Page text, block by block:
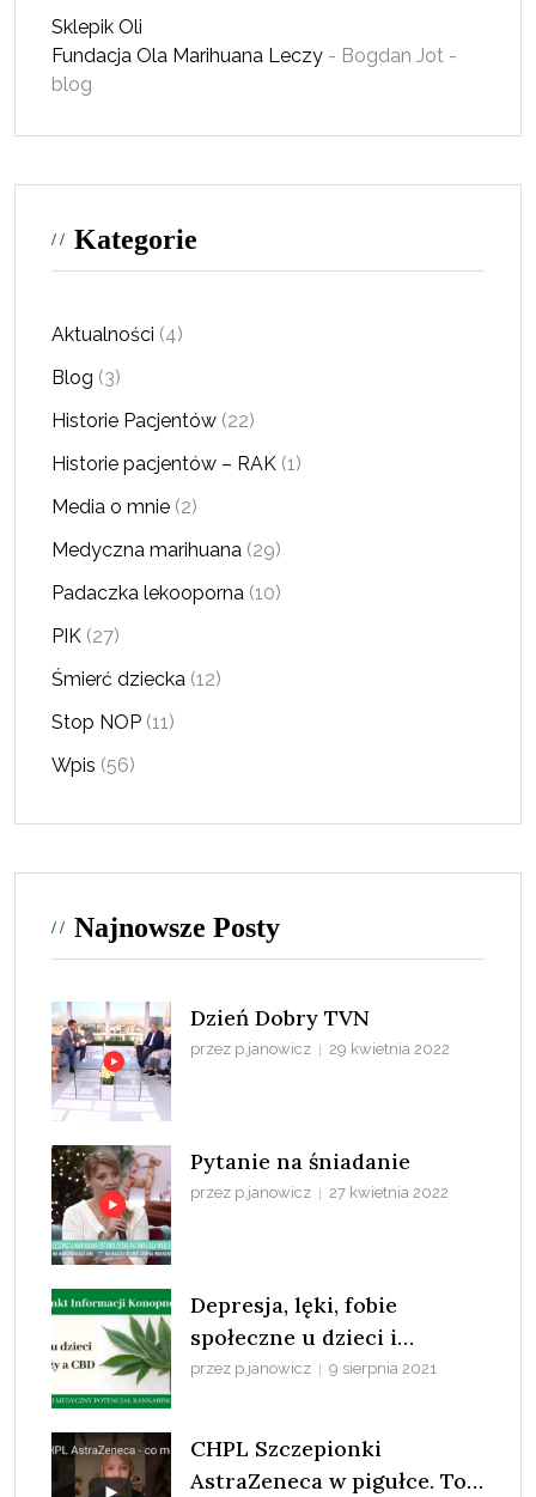
Sklepik Oli
Fundacja Ola Marihuana Leczy - Bogdan Jot -
blog
Kategorie
Aktualności (4)
Blog (3)
Historie Pacjentów (22)
Historie pacjentów – RAK (1)
Media o mnie (2)
Medyczna marihuana (29)
Padaczka lekooporna (10)
PIK (27)
Śmierć dziecka (12)
Stop NOP (11)
Wpis (56)
Najnowsze Posty
Dzień Dobry TVN
przez p.janowicz 29 kwietnia 2022
Pytanie na śniadanie
przez p.janowicz 27 kwietnia 2022
Depresja, lęki, fobie
społeczne u dzieci i
młodzieży a konopie
przez p.janowicz 9 sierpnia 2021
CHPL Szczepionki
AstraZeneca w pigułce. To